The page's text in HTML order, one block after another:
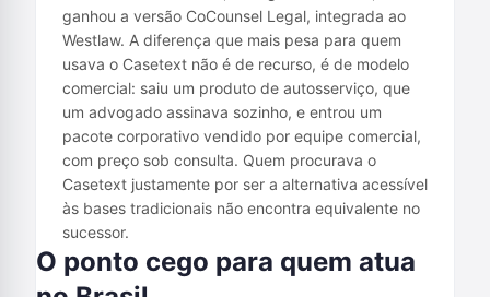
ganhou a versão CoCounsel Legal, integrada ao
Westlaw. A diferença que mais pesa para quem
usava o Casetext não é de recurso, é de modelo
comercial: saiu um produto de autosserviço, que
um advogado assinava sozinho, e entrou um
pacote corporativo vendido por equipe comercial,
com preço sob consulta. Quem procurava o
Casetext justamente por ser a alternativa acessível
às bases tradicionais não encontra equivalente no
sucessor.
O ponto cego para quem atua